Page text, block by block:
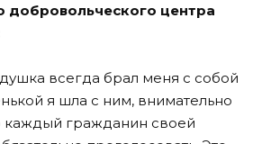
добровольческого центра
всегда брал меня с собой
я шла с ним, внимательно
каждый гражданин своей